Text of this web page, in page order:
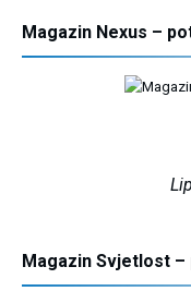
Magazin Nexus –
Magazin Svjetlost